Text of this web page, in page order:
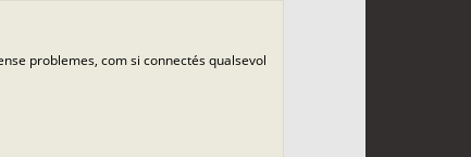
problemes, com si connectés qualsevol